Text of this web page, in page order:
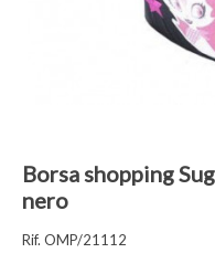
Borsa shopping
nero
Rif. OMP/21112